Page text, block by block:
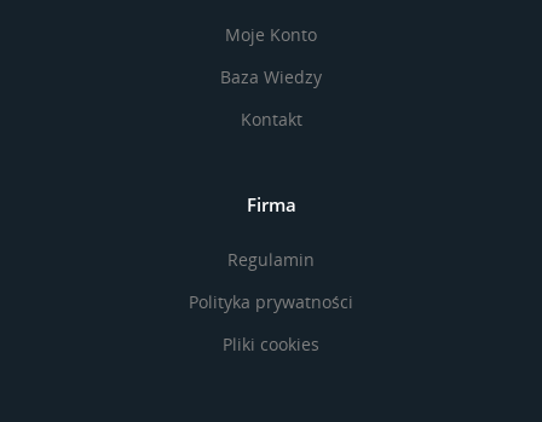
Moje Konto
Baza Wiedzy
Kontakt
Firma
Regulamin
Polityka prywatności
Pliki cookies